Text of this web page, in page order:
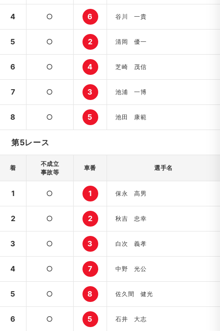
4 ○ 6 谷川 一貴
5 ○ 2 清岡 優一
6 ○ 4 芝崎 茂信
7 ○ 3 池浦 一博
8 ○ 5 池田 康範
第5レース
着
不成立
事故等
車番 選手名
1 ○ 1 保永 高男
2 ○ 2 秋吉 忠幸
3 ○ 3 白次 義孝
4 ○ 7 中野 光公
5 ○ 8 佐久間 健光
6 ○ 5 石井 大志